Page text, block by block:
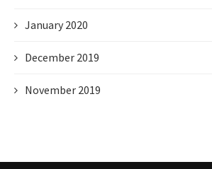
January 2020
December 2019
November 2019